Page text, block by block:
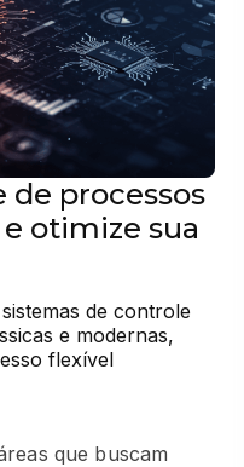
processos
otimize sua
de controle
e modernas,
flexível
que buscam